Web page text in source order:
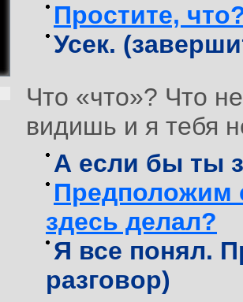
Простите,
Усек.
Что «что»? Что
видишь и я тебя
А если бы ты
Предположим
здесь делал?
Я все понял.
разговор)